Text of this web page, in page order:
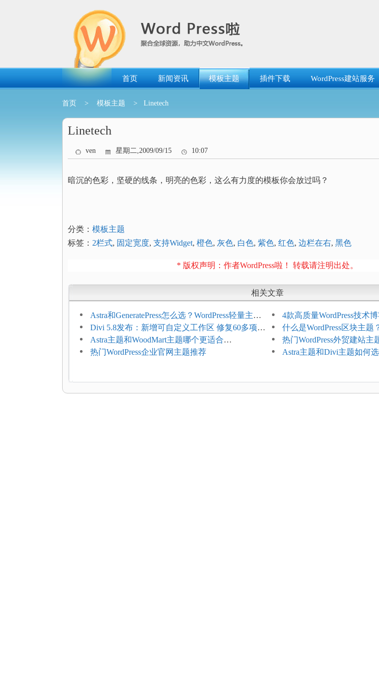
首页 新闻资讯 模板主题 插件下载 WordPress建站服务
首页 > 模板主题 > Linetech
Linetech
ven 星期二,2009/09/15 10:07
暗沉的色彩，坚硬的线条，明亮的色彩，这么有力度的模板你会放过吗？
分类： 模板主题
标签： 2栏式, 固定宽度, 支持Widget, 橙色, 灰色, 白色, 紫色, 红色, 边栏在右, 黑色
* 版权声明：作者WordPress啦！ 转载请注明出处。
相关文章
Astra和GeneratePress怎么选？WordPress轻量主题
选型维度
4款高质量WordPress技术
Divi 5.8发布：新增可自定义工作区 修复60多项问
题
什么是WordPress区块主
介绍
Astra主题和WoodMart主题哪个更适合
WooCommerce
热门WordPress外贸建站主
热门WordPress企业官网主题推荐
Astra主题和Divi主题如何